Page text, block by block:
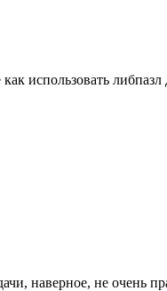
использовать
наверное, не очень